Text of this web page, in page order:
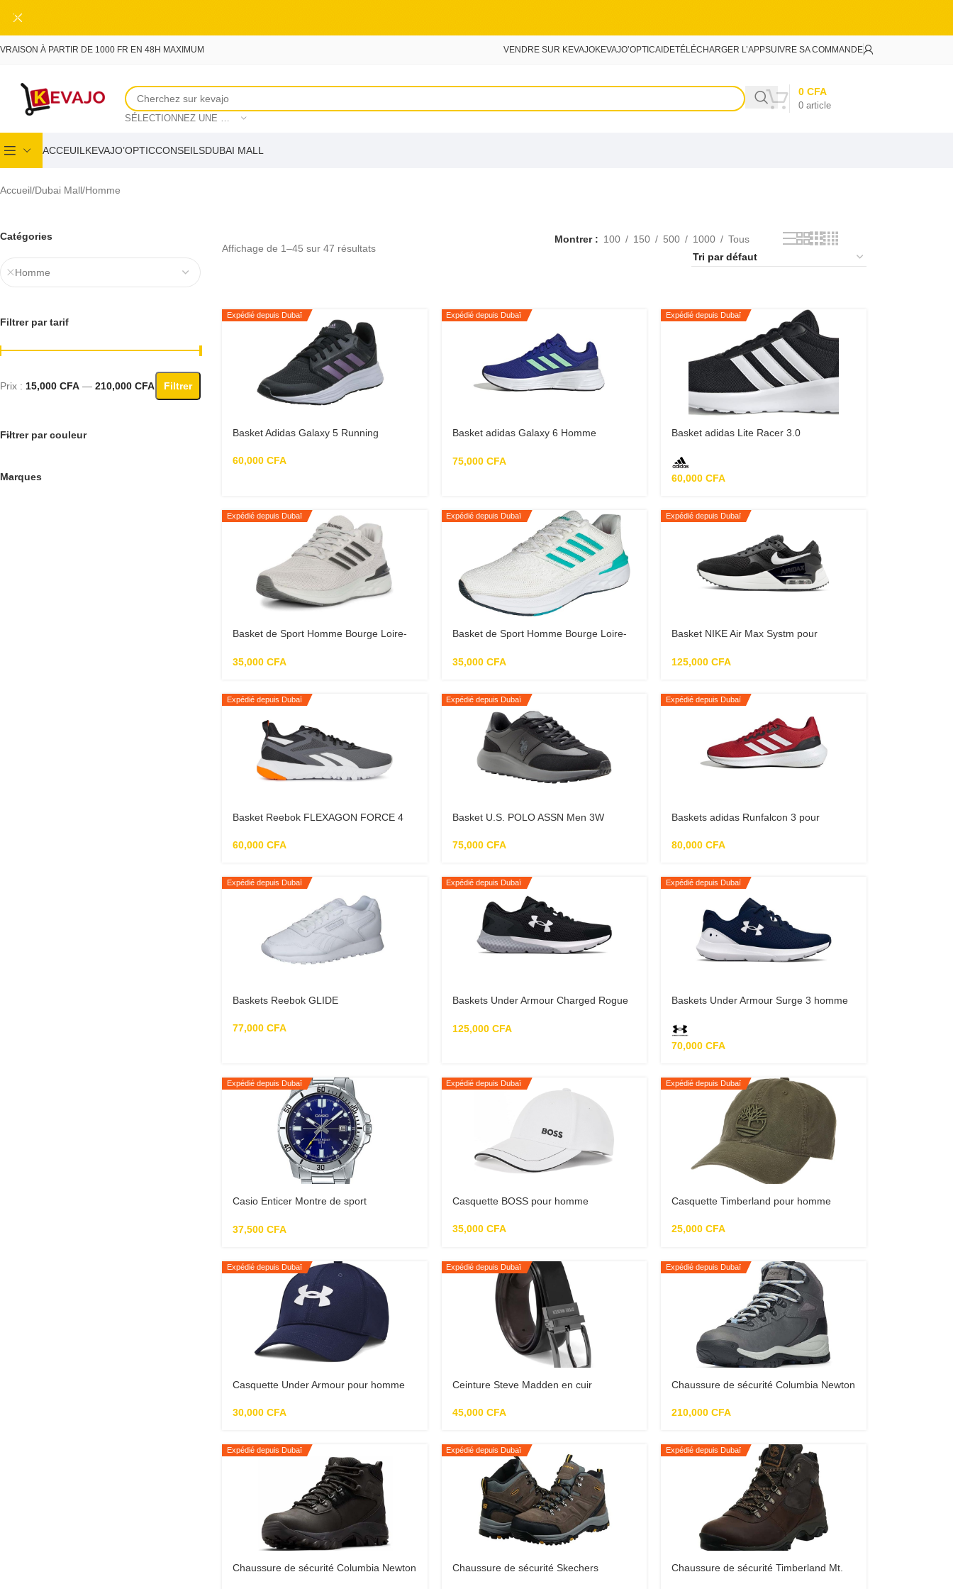
Skip to main content
À PARTIR DE 1000 FR EN 48H MAXIMUM VENDRE SUR KEVAJOKEVAJO’OPTICAIDETÉLÉCHARGER L’APPSUIVRE SA COMMANDE
SÉLECTIONNEZ UNE CATÉGORIE
0 article
0 CFA
ACCEUIL KEVAJO’OPTICCONSEILSDUBAI MALL
Accueil Dubai Mall Homme
Catégories
Homme
Filtrer par tarif
Filtrer
Prix : 15,000 CFA — 210,000 CFA
Filtrer par couleur
Marques
Affichage de 1–45 sur 47 résultats
Montrer 100 150 500 1000 Tous
Expédié depuis Dubaï
Basket Adidas Galaxy 5 Running
60,000 CFA
Expédié depuis Dubaï
Basket adidas Galaxy 6 Homme
75,000 CFA
Expédié depuis Dubaï
Basket adidas Lite Racer 3.0
60,000CFA
Expédié depuis Dubaï
Basket de Sport Homme Bourge Loire-
35,000 CFA
Expédié depuis Dubaï
Basket de Sport Homme Bourge Loire-
35,000 CFA
Expédié depuis Dubaï
Basket NIKE Air Max Systm pour
125,000CFA
Expédié depuis Dubaï
Basket Reebok FLEXAGON FORCE 4
60,000 CFA
Expédié depuis Dubaï
Basket U.S. POLO ASSN Men 3W
75,000 CFA
Expédié depuis Dubaï
Baskets adidas Runfalcon 3 pour
80,000CFA
Expédié depuis Dubaï
Baskets Reebok GLIDE
77,000 CFA
Expédié depuis Dubaï
Baskets Under Armour Charged Rogue
125,000 CFA
Expédié depuis Dubaï
Baskets Under Armour Surge 3 homme
70,000CFA
Expédié depuis Dubaï
Casio Enticer Montre de sport
inoxydable pour homme
37,500 CFA
Expédié depuis Dubaï
Casquette BOSS pour homme
35,000 CFA
Expédié depuis Dubaï
Casquette Timberland pour homme
25,000CFA
Expédié depuis Dubaï
Casquette Under Armour pour homme
30,000 CFA
Expédié depuis Dubaï
Ceinture Steve Madden en cuir
45,000 CFA
Expédié depuis Dubaï
Chaussure de sécurité Columbia Newton
pour femme
210,000CFA
Expédié depuis Dubaï
Chaussure de sécurité Columbia Newton
Expédié depuis Dubaï
Chaussure de sécurité Skechers
Expédié depuis Dubaï
Chaussure de sécurité Timberland Mt.